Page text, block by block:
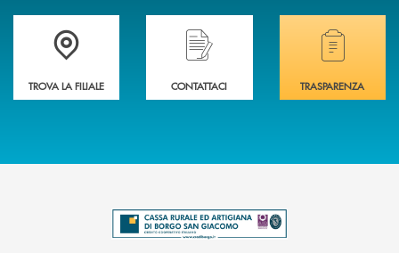
Trova la filiale più vicina a te .
TROVA LA FILIALE
Hai bisogno di assistenza immediata?
CONTATTACI
Hai bisogno di
TRASPARENZA